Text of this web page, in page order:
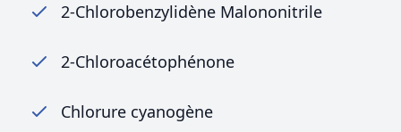
2-Chlorobenzylidène Malononitrile
2-Chloroacétophénone
Chlorure cyanogène